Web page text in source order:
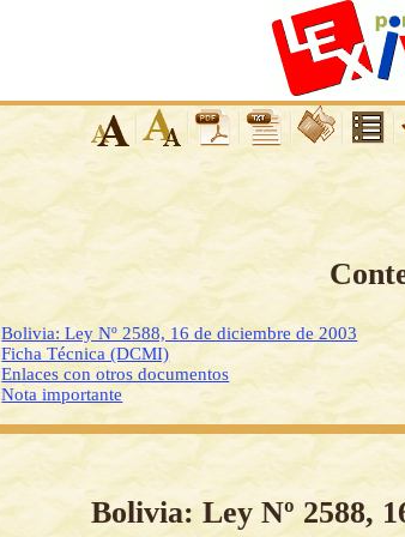
Bolivia: Ley Nº 2588, 16 de diciembre de 2003
Ficha Técnica (DCMI)
Enlaces con otros documentos
Nota importante
Bolivia: Ley Nº 2588,